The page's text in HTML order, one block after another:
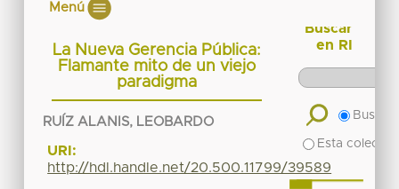
Menú
La Nueva Gerencia Pública:
Flamante mito de un viejo
paradigma
RUÍZ ALANIS, LEOBARDO
URI:
http://hdl.handle.net/20.500.11799/39589
Buscar
en RI
Buscar
Esta